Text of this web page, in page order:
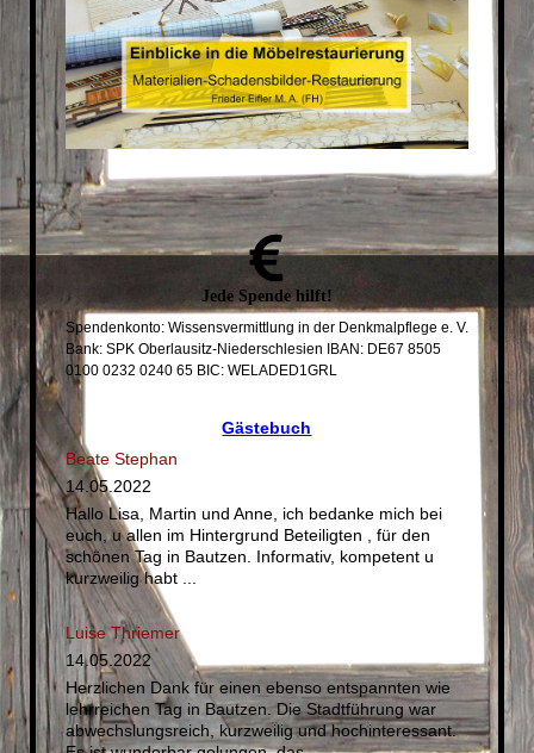
Jede Spendehilft!
Spendenkonto: Wissensvermittlung in der Denkmalpflege e. V.
Bank: SPK Oberlausitz-Niederschlesien IBAN: DE67 8505
0100 0232 0240 65 BIC: WELADED1GRL
Gästebuch
Beate Stephan
14.05.2022
Hallo Lisa, Martin und Anne, ich bedanke mich bei
euch, u allen im Hintergrund Beteiligten , für den
schönen Tag in Bautzen. Informativ, kompetent u
kurzweilig habt ...
Luise Thriemer
14.05.2022
Herzlichen Dank für einen ebenso entspannten wie
lehrreichen Tag in Bautzen. Die Stadtführung war
abwechslungsreich, kurzweilig und hochinteressant.